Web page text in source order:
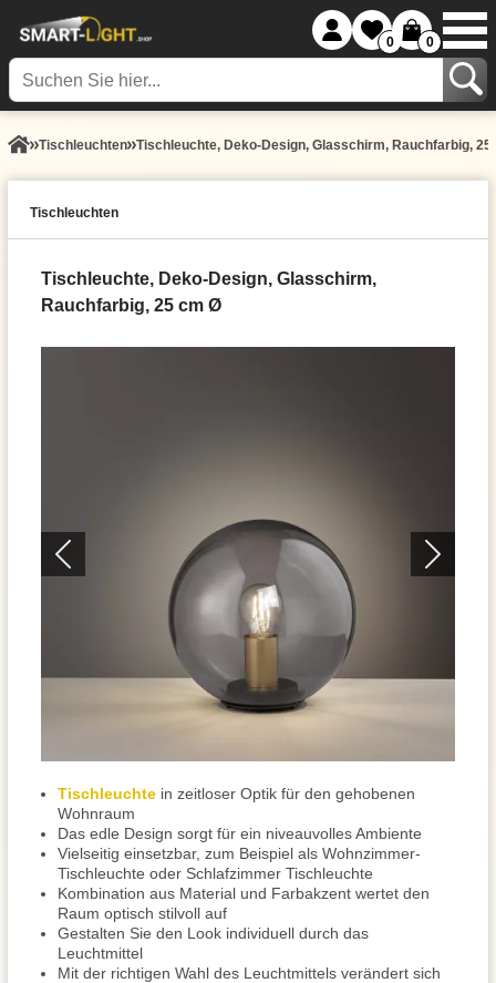
0 0
Tisch­leuchten Tischleuchte, Deko-Design, Glasschirm, Rauchfarbig,
Tisch­leuchten
Tischleuchte, Deko-Design, Glasschirm,
Rauchfarbig, 25 cm Ø
Tischleuchte in zeitloser Optik für den gehobenen
Wohnraum
Das edle Design sorgt für ein niveauvolles Ambiente
Vielseitig einsetzbar, zum Beispiel als Wohnzimmer-
Tischleuchte oder Schlafzimmer Tischleuchte
Kombination aus Material und Farbakzent wertet den
Raum optisch stilvoll auf
Gestalten Sie den Look individuell durch das
Leuchtmittel
Mit der richtigen Wahl des Leuchtmittels verändert sich